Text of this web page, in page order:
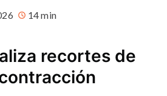
14 min
recortes de